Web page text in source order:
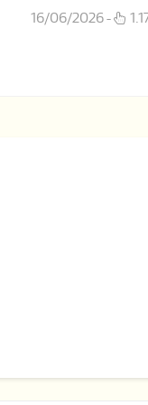
16/06/2026 -